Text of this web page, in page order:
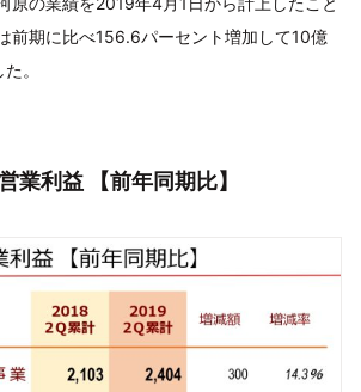
前期に比べ156.6パーセント増加して10億
。
業利益 【前年同期比】